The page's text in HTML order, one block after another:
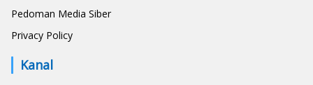
Pedoman Media Siber
Privacy Policy
Kanal